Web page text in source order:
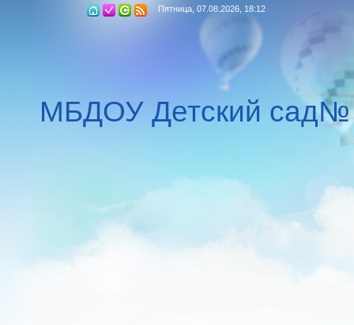
Пятница, 07.08.2026, 18:12
МБДОУ Детский сад№